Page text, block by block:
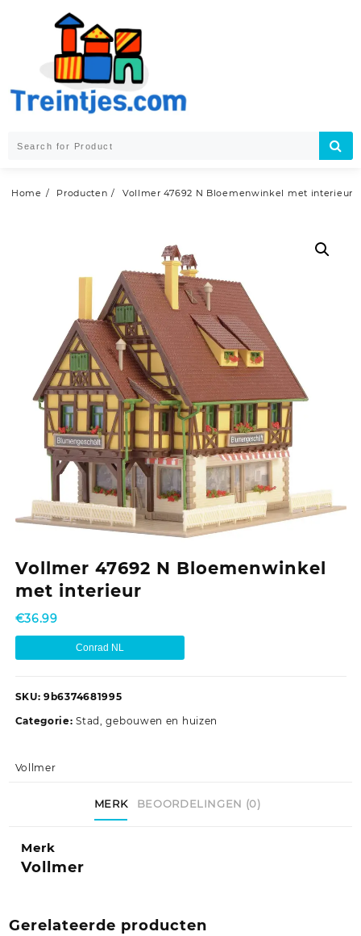
Home Producten Vollmer 47692 N Bloemenwinkel met interieur
Vollmer 47692 N Bloemenwinkel
met interieur
€36.99
Conrad NL
SKU: 9b6374681995
Categorie:Stad, gebouwen en huizen
Vollmer
MERK BEOORDELINGEN (0)
Merk
Vollmer
Gerelateerde producten